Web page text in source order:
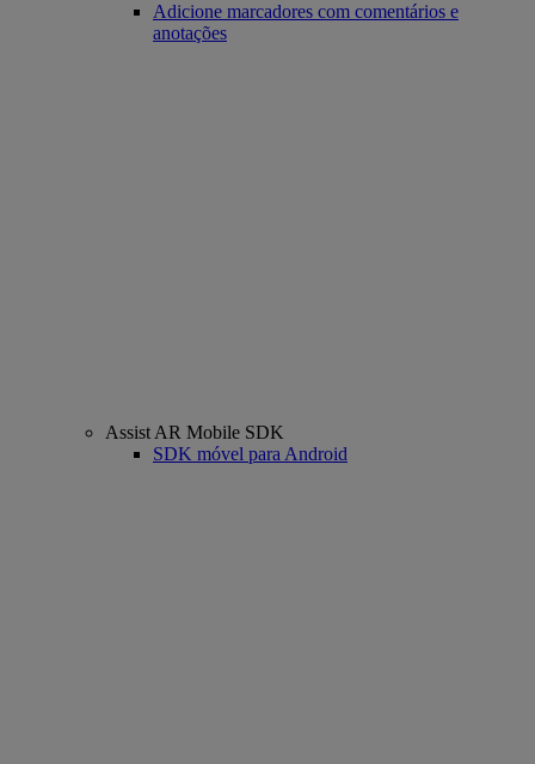
Adicione marcadores com comentários e
anotações
Assist AR Mobile SDK
SDK móvel para Android